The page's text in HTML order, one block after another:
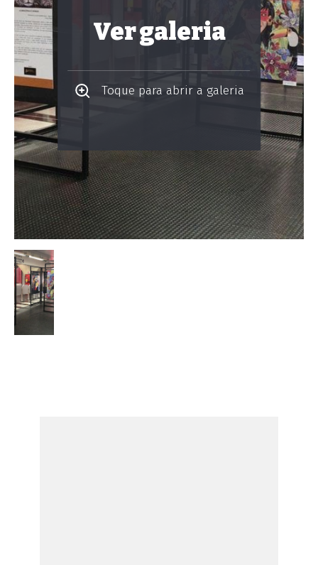
Ver galeria
Toque para abrir a galeria